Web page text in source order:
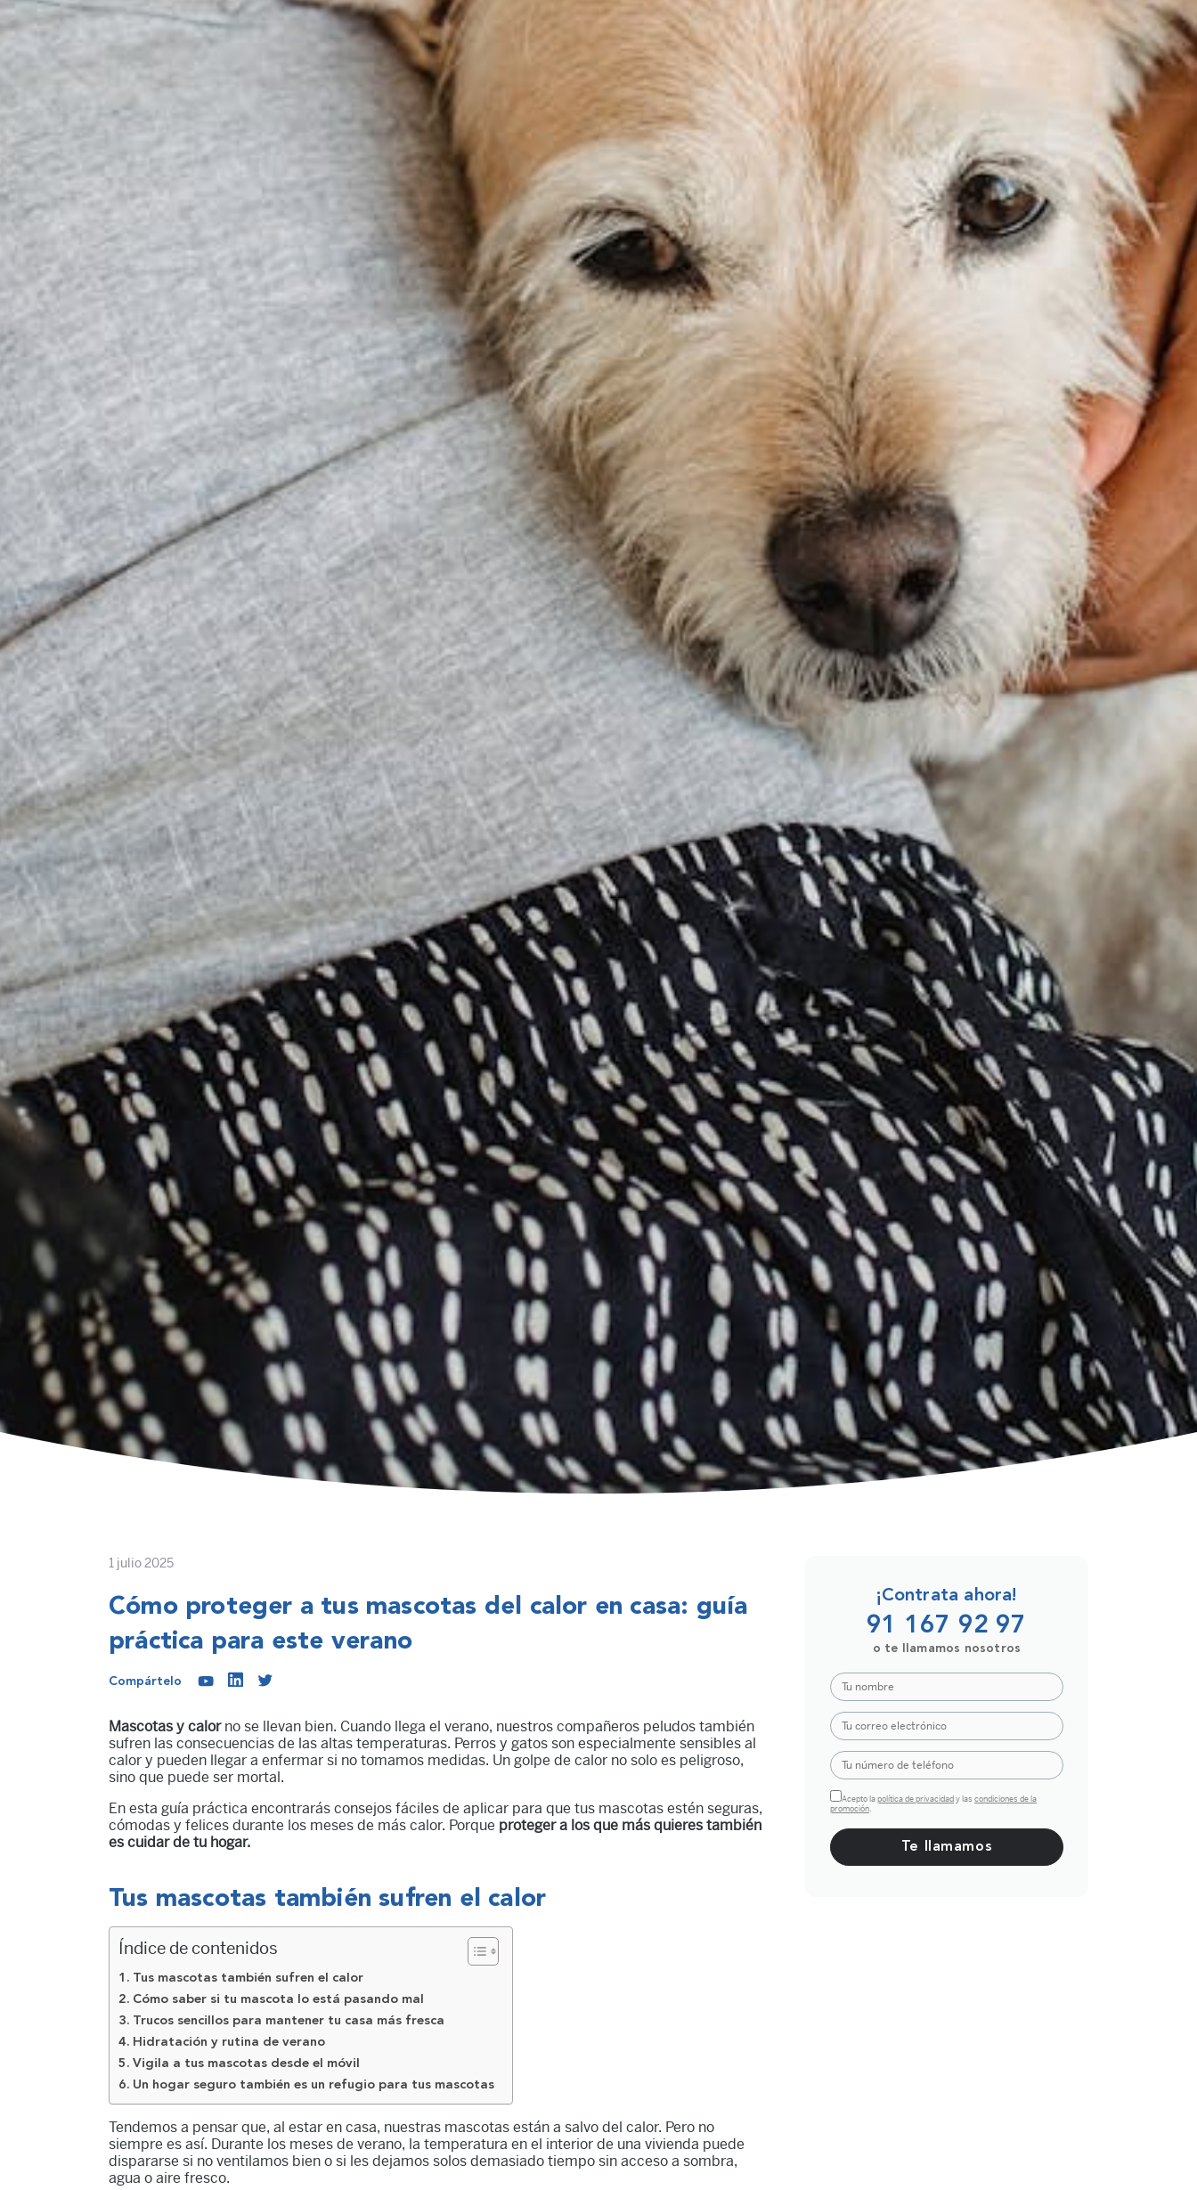
¡Contrata ahora!
91 167 92 97
o te llamamos nosotros
Acepto la política de privacidad y las condiciones de la
promoción.
Por favor, deja este campo vacío.
1 julio 2025
Cómo proteger a tus mascotas del calor en casa: guía
práctica para este verano
Compártelo
Mascotas y calorno se llevan bien. Cuando llega el verano, nuestros compañeros peludos también
sufren las consecuencias de las altas temperaturas. Perros y gatos son especialmente sensibles al
calor y pueden llegar a enfermar si no tomamos medidas. Un golpe de calor no solo es peligroso,
sino que puede ser mortal.
En esta guía práctica encontrarás consejos fáciles de aplicar para que tus mascotas estén seguras,
cómodas y felices durante los meses de más calor. Porque proteger a los que más quieres también
es cuidar de tu hogar.
Tus mascotas también sufren el calor
Índice de contenidos
Tus mascotas también sufren el calor
Cómo saber si tu mascota lo está pasando mal
Trucos sencillos para mantener tu casa más fresca
Hidratación y rutina de verano
Vigila a tus mascotas desde el móvil
Un hogar seguro también es un refugio para tus mascotas
Tendemos a pensar que, al estar en casa, nuestras mascotas están a salvo del calor. Pero no
siempre es así. Durante los meses de verano, la temperatura en el interior de una vivienda puede
dispararse si no ventilamos bien o si les dejamos solos demasiado tiempo sin acceso a sombra,
agua o aire fresco.